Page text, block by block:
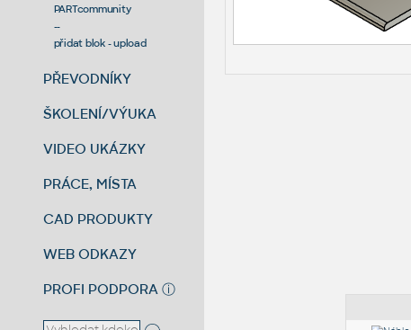
PARTcommunity
--
přidat blok - upload
PŘEVODNÍKY
ŠKOLENÍ/VÝUKA
VIDEO UKÁZKY
PRÁCE, MÍSTA
CAD PRODUKTY
WEB ODKAZY
PROFI PODPORA ⓘ